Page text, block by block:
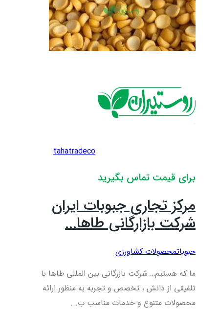
tahatradeco
برای قیمت تماس بگیرید
مرکز تجاری جبوبات ایران
شرکت بازارگانی طاها...
حبوباتمحصولات کشاورزی
ما که هستیم… شرکت بازرگانی بین المللی طاها با
تلفیقی از دانش ، تخصص و تجربه به منظور ارائه
محصولات متنوع و خدمات مناسب ب...